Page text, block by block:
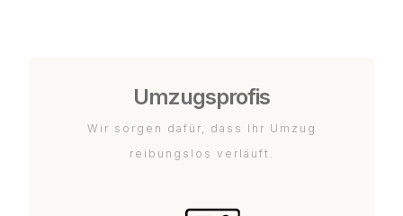
Umzugsprofis
Wir sorgen dafür, dass Ihr Umzug
reibungslos verläuft.